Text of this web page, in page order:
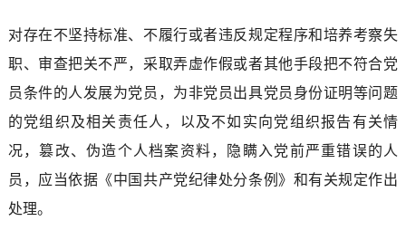
对存在不坚持标准、不履行或者违反规定程序和培养考察失
职、审查把关不严，采取弄虚作假或者其他手段把不符合党
员条件的人发展为党员，为非党员出具党员身份证明等问题
的党组织及相关责任人，以及不如实向党组织报告有关情
况，篡改、伪造个人档案资料，隐瞒入党前严重错误的人
员，应当依据《中国共产党纪律处分条例》和有关规定作出
处理。